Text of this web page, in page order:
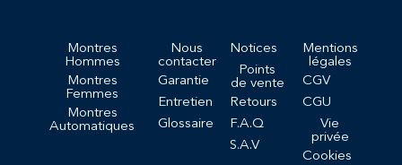
Montres
Hommes
Montres
Femmes
Montres
Automatiques
Nous
contacter
Garantie
Entretien
Glossaire
Notices
Points
de vente
Retours
F.A.Q
S.A.V
Mentions
légales
CGV
CGU
Vie
privée
Cookies